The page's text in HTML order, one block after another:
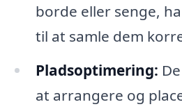
borde eller senge,
til at samle dem
Pladsoptimering:
at arrangere og